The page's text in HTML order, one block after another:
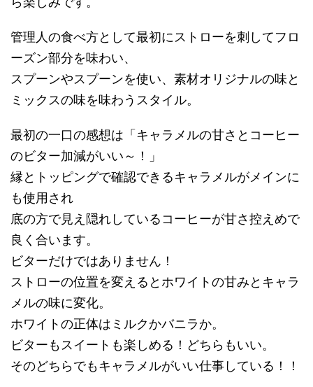
管理人の食べ方として最初にストローを刺してフロ
ーズン部分を味わい、
スプーンやスプーンを使い、素材オリジナルの味と
ミックスの味を味わうスタイル。
最初の一口の感想は「キャラメルの甘さとコーヒー
のビター加減がいい～！」
縁とトッピングで確認できるキャラメルがメインに
も使用され
底の方で見え隠れしているコーヒーが甘さ控えめで
良く合います。
ビターだけではありません！
ストローの位置を変えるとホワイトの甘みとキャラ
メルの味に変化。
ホワイトの正体はミルクかバニラか。
ビターもスイートも楽しめる！どちらもいい。
そのどちらでもキャラメルがいい仕事している！！